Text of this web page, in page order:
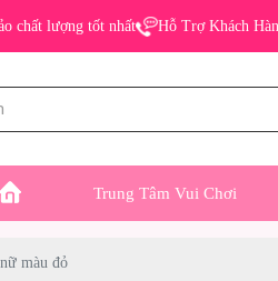
chất lượng tốt nhất Hỗ Trợ Khách
Trung Tâm Vui Chơi
màu đỏ